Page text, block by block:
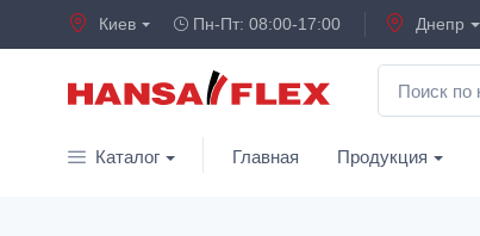
Киев Пн-Пт: 08:00-17:00 Днепр
Каталог Главная Продукция